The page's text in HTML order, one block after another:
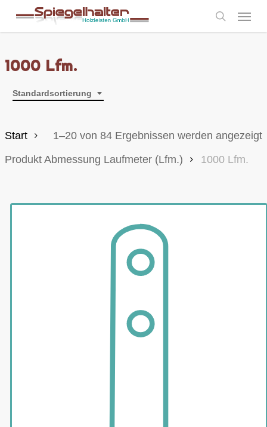
content
Menu
1000 Lfm.
Standardsortierung
1–20 von 84 Ergebnissen werden angezeigt
Start
Produkt Abmessung Laufmeter (Lfm.)
1000 Lfm.